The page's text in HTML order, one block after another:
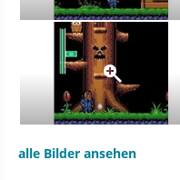
alle Bilder ansehen